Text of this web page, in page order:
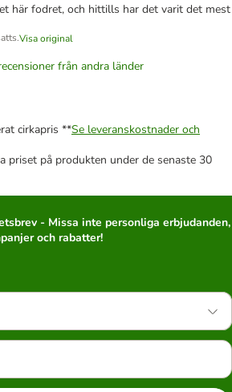
här fodret, och hittills har det varit det mest
Visa original
från andra länder
cirkapris **Se leveranskostnader och
priset på produkten under de senaste 30
- Missa inte personliga erbjudanden,
och rabatter!